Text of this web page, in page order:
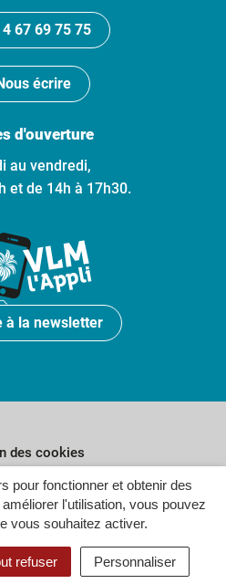
pour fonctionner et obtenir des
l'utilisation, vous pouvez
vous souhaitez activer.
refuser Personnaliser
67 69 75 75
écrire
d'ouverture
au vendredi,
et de 14h à 17h30.
à la newsletter
des cookies
du site
confidentialité
Crédits